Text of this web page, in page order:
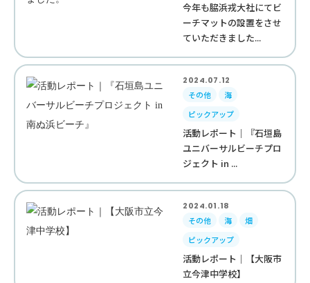
今年も脇浜戎大社にてビ
ーチマットの設置をさせ
ていただきました...
2024.07.12
その他
海
ピックアップ
活動レポート｜『石垣島
ユニバーサルビーチプロ
ジェクト in ...
2024.01.18
その他
海
畑
ピックアップ
活動レポート｜【大阪市
立今津中学校】